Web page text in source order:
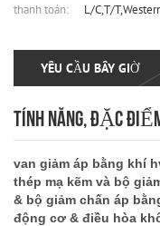
thanh toán:
L/C,T/
YÊU CẦU BÂY GIỜ
TÍNH NĂNG, ĐẶC
van giảm áp bằng khí
thép mạ kẽm và bộ
& bộ giảm chấn áp
động cơ & điều hòa